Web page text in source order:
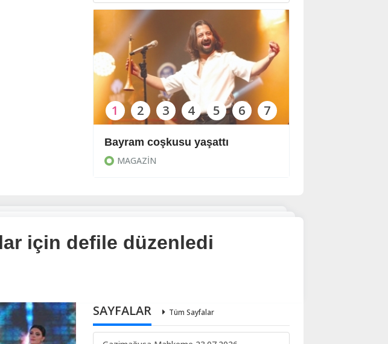
Bayram coşkusu yaşattı
MAGAZİN
1 2 3 4 5 6 7
için defile düzenledi
SAYFALAR Tüm Sayfalar